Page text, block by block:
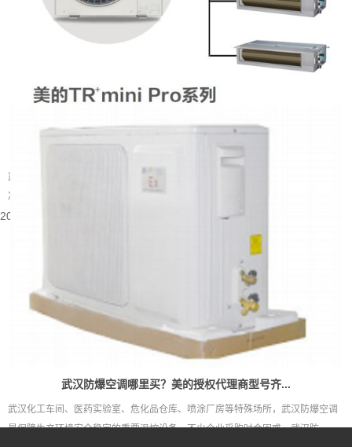
武汉别墅装什么中央空调好
武汉属于夏热冬冷的地域，夏季闷热酷暑，梅雨季湿度居高不下，冬季又伴随湿
冷的体感。别墅户型大多层数多、房间数量多，还常会带有地下室、挑空客...
2026-08-05 15:55:48
武汉防爆空调哪里买？美的授权代理商型号齐...
武汉化工车间、医药实验室、危化品仓库、喷涂厂房等特殊场所，武汉防爆空调
是保障生产环境安全稳定的重要温控设备。不少企业采购时会困惑，武汉防...